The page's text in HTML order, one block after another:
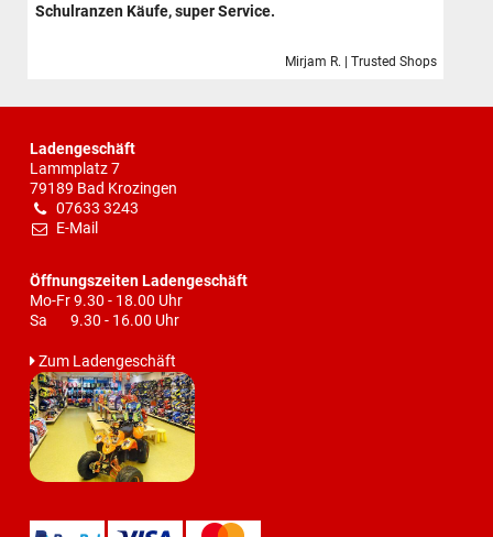
Schulranzen Käufe, super Service.
Mirjam R. | Trusted Shops
Ladengeschäft
Lammplatz 7
79189 Bad Krozingen
07633 3243
E-Mail
Öffnungszeiten Ladengeschäft
Mo-Fr 9.30 - 18.00 Uhr
Sa 9.30 - 16.00 Uhr
Zum Ladengeschäft